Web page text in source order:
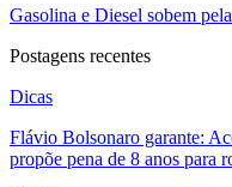
Gasolina e Diesel sobem
Postagens recentes
Dicas
Flávio Bolsonaro garante:
propõe pena de 8 anos para